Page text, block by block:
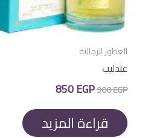
العطور الرجالية
عندليب
900EGP السعر
الأصلي
هو:
900 EGP.
850EGP السعر
الحالي
هو:
850 EGP.
قراءة المزيد